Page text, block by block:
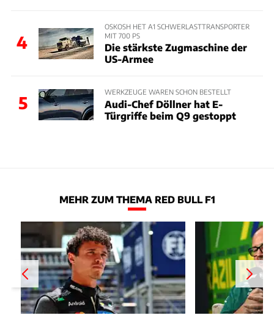
4
OSKOSH HET A1 SCHWERLASTTRANSPORTER
MIT 700 PS
Die stärkste Zugmaschine der
US-Armee
5
WERKZEUGE WAREN SCHON BESTELLT
Audi-Chef Döllner hat E-
Türgriffe beim Q9 gestoppt
MEHR ZUM THEMA RED BULL F1